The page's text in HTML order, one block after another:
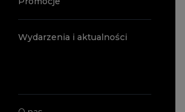
Wydarzenia i aktualności